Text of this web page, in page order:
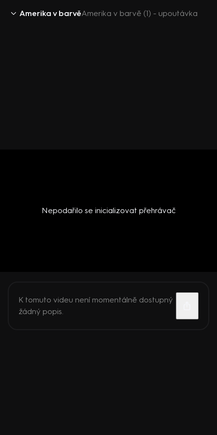
Amerika v barvěAmerika v barvě (1) - upoutávka
Nepodařilo se inicializovat přehrávač
K tomuto videu není momentálně dostupný
žádný popis.